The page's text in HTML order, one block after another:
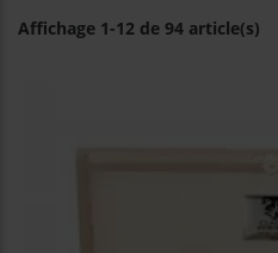
Affichage 1-12 de 94 article(s)